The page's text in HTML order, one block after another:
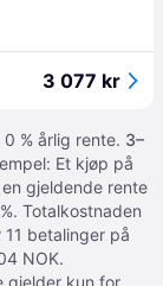
3 077 kr
% årlig rente. 3–
Et kjøp på
gjeldende rente
Totalkostnaden
11 betalinger på
NOK.
gjelder kun for